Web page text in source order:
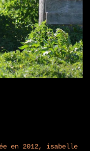
en 2012, isabelle